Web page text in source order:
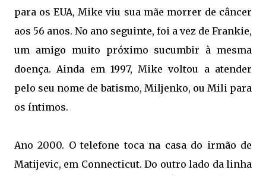
para os EUA, Mike viu sua mãe morrer de câncer
aos 56 anos. No ano seguinte, foi a vez de Frankie,
um amigo muito próximo sucumbir à mesma
doença. Ainda em 1997, Mike voltou a atender
pelo seu nome de batismo, Miljenko, ou Mili para
os íntimos.
Ano 2000. O telefone toca na casa do irmão de
Matijevic, em Connecticut. Do outro lado da linha